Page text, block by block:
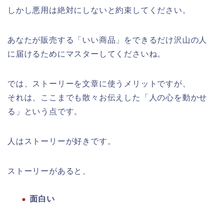
しかし悪用は絶対にしないと約束してください。
あなたが販売する「いい商品」をできるだけ沢山の人
に届けるためにマスターしてくださいね。
では、ストーリーを文章に使うメリットですが、
それは、ここまでも散々お伝えした「人の心を動かせ
る」という点です。
人はストーリーが好きです。
ストーリーがあると、
面白い